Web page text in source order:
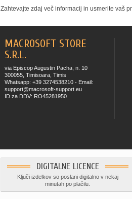
Zahtevajte zdaj več informacij in usmerite vaš
MACROSOFT STORE
S.R.L.
via Episcop Augustin Pacha, n. 10
300055, Timisoara, Timis
Whatsapp: +39 3274538210 - Email:
support@macrosoft-support.eu
ID za DDV: RO45281950
DIGITALNE LICENCE
Ključi izdelkov so poslani digitalno v nekaj
minutah po plačilu.